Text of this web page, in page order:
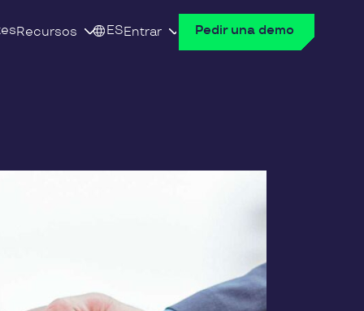
Recursos ESEntrar Pedir una demo